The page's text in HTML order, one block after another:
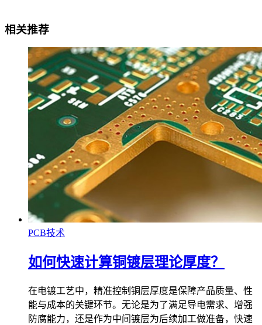
相关推荐
PCB技术
如何快速计算铜镀层理论厚度？
在电镀工艺中，精准控制铜层厚度是保障产品质量、性
能与成本的关键环节。无论是为了满足导电需求、增强
防腐能力，还是作为中间镀层为后续加工做准备，快速